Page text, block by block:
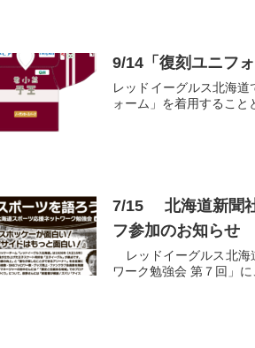
9/14「復刻ユニフ
レッドイーグルス北海
ォーム」を着用するこ
7/15 北海道新聞社
フ参加のお知らせ
レッドイーグルス北海
ワーク勉強会 第７回」